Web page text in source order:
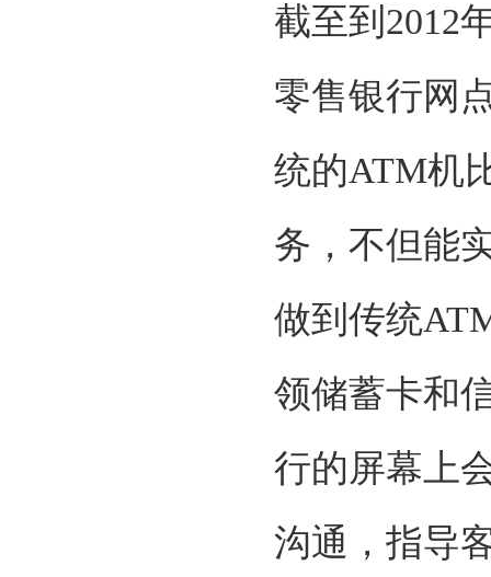
截至到2012
零售银行网
统的ATM机
务，不但能
做到传统
领储蓄卡和
行的屏幕上
沟通，指导